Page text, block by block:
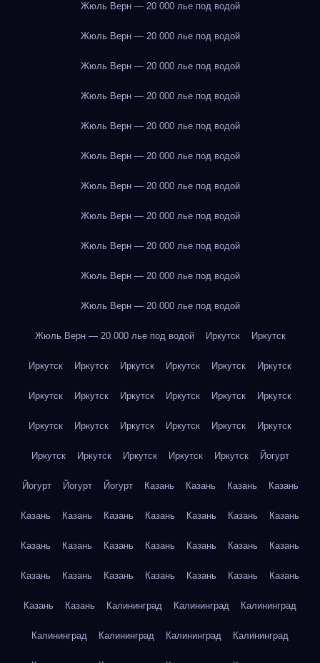
Жюль Верн — 20 000 лье под водой
Жюль Верн — 20 000 лье под водой
Жюль Верн — 20 000 лье под водой
Жюль Верн — 20 000 лье под водой
Жюль Верн — 20 000 лье под водой
Жюль Верн — 20 000 лье под водой
Жюль Верн — 20 000 лье под водой
Жюль Верн — 20 000 лье под водой
Жюль Верн — 20 000 лье под водой
Жюль Верн — 20 000 лье под водой
Жюль Верн — 20 000 лье под водой
Жюль Верн — 20 000 лье под водой Иркутск Иркутск
Иркутск Иркутск Иркутск Иркутск Иркутск Иркутск
Иркутск Иркутск Иркутск Иркутск Иркутск Иркутск
Иркутск Иркутск Иркутск Иркутск Иркутск Иркутск
Иркутск Иркутск Иркутск Иркутск Иркутск Йогурт
Йогурт Йогурт Йогурт Казань Казань Казань Казань
Казань Казань Казань Казань Казань Казань Казань
Казань Казань Казань Казань Казань Казань Казань
Казань Казань Казань Казань Казань Казань Казань
Казань Казань Калининград Калининград Калининград
Калининград Калининград Калининград Калининград